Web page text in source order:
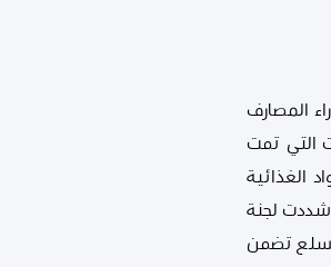
المصارف
التي تمت
الغذائية
لجنة
تضمن